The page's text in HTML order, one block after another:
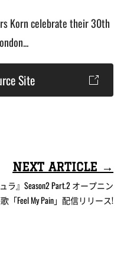
Korn celebrate their 30th
Site
NEXT ARTICLE →
ラ』Season2 Part.2 オープニン
「Feel My Pain」配信リリース!